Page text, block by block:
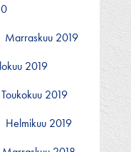
Marraskuu 2019
2019
Toukokuu 2019
Helmikuu 2019